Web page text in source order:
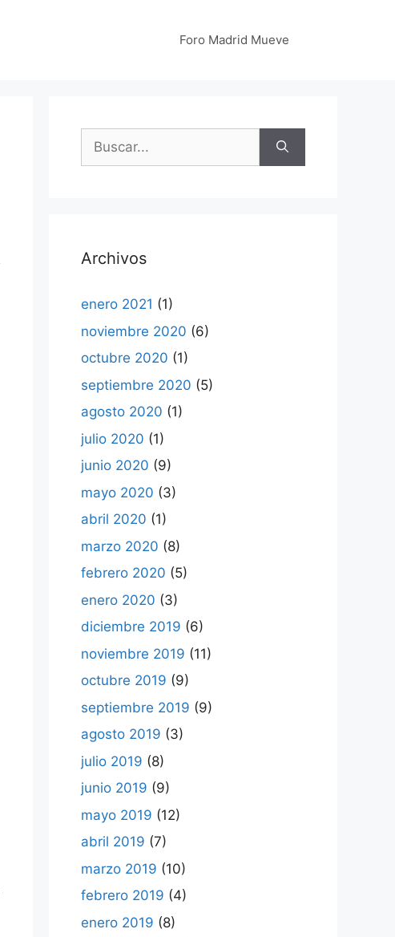
Foro Madrid Mueve
Buscar:
Archivos
enero 2021 (1)
noviembre 2020 (6)
octubre 2020 (1)
septiembre 2020 (5)
agosto 2020 (1)
julio 2020 (1)
junio 2020 (9)
mayo 2020 (3)
abril 2020 (1)
marzo 2020 (8)
febrero 2020 (5)
enero 2020 (3)
diciembre 2019 (6)
noviembre 2019 (11)
octubre 2019 (9)
septiembre 2019 (9)
agosto 2019 (3)
julio 2019 (8)
junio 2019 (9)
mayo 2019 (12)
abril 2019 (7)
marzo 2019 (10)
febrero 2019 (4)
enero 2019 (8)